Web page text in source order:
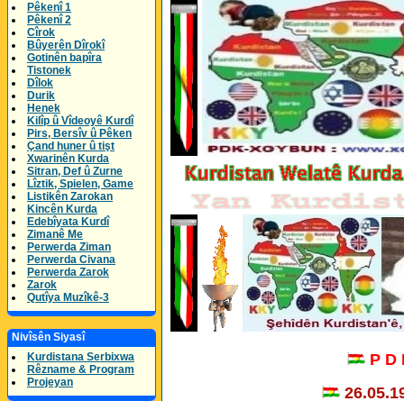
Pêkenî 1
Pêkenî 2
Cîrok
Bûyerên Dîrokî
Gotinên bapîra
Tistonek
Dîlok
Durik
Henek
Kilîp û Vîdeoyê Kurdî
Pirs, Bersîv û Pêken
Çand huner û tişt
Xwarinên Kurda
Sitran, Def û Zurne
Lîztik, Spielen, Game
Listikên Zarokan
Kincên Kurda
Edebîyata Kurdî
Zimanê Me
Perwerda Ziman
Perwerda Civana
Perwerda Zarok
Zarok
Qutîya Muzîkê-3
Nivîsên Siyasî
Kurdistana Serbixwa
Rêzname & Program
Projeyan
P D